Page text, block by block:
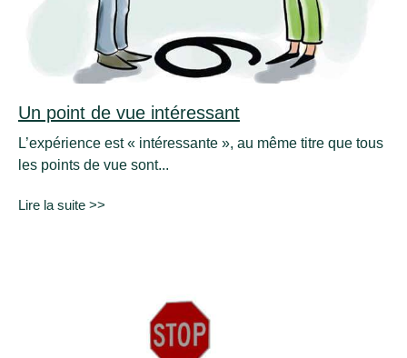
Un point de vue intéressant
L’expérience est « intéressante », au même titre que tous
les points de vue sont...
Lire la suite >>